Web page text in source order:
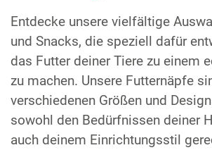
Entdecke unsere vielfältige
und Snacks, die speziell dafür
das Futter deiner Tiere zu einem
zu machen. Unsere Futternäpfe
verschiedenen Größen und
sowohl den Bedürfnissen deiner
auch deinem Einrichtungsstil